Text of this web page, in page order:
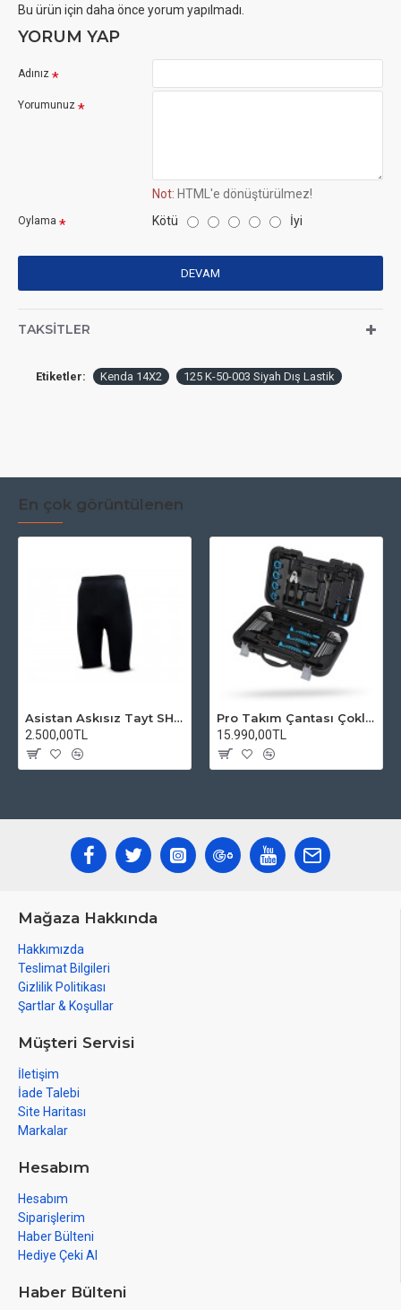
Bu ürün için daha önce yorum yapılmadı.
YORUM YAP
Adınız
Yorumunuz
Not: HTML'e dönüştürülmez!
Oylama Kötü İyi
DEVAM
TAKSITLER
Etiketler: Kenda 14X2 125 K-50-003 Siyah Dış Lastik
En çok görüntülenen
Asistan Askısız Tayt SH20 Pedli Siyah
2.500,00TL
Pro Takım Çantası Çoklu Tamir Seti
15.990,00TL
Mağaza Hakkında
Hakkımızda
Teslimat Bilgileri
Gizlilik Politikası
Şartlar & Koşullar
Müşteri Servisi
İletişim
İade Talebi
Site Haritası
Markalar
Hesabım
Hesabım
Siparişlerim
Haber Bülteni
Hediye Çeki Al
Haber Bülteni